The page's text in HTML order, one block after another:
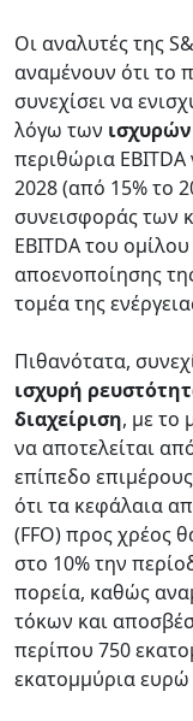
Οι αναλυτές της
αναμένουν ότι το
συνεχίσει να
λόγω των
περιθώρια
2028 (από 15% το
συνεισφοράς των
EBITDA του
αποενοποίησης
τομέα της
Πιθανότατα,
ισχυρή
διαχείριση, με το
να αποτελείται
επίπεδο
ότι τα κεφάλαια
(FFO) προς χρέος
στο 10% την
πορεία, καθώς
τόκων και
περίπου 750
εκατομμύρια